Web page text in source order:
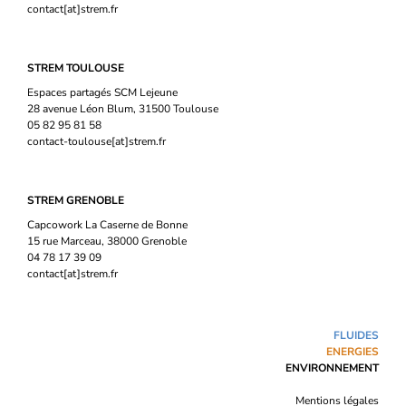
contact[at]strem.fr
STREM TOULOUSE
Espaces partagés SCM Lejeune
28 avenue Léon Blum, 31500 Toulouse
05 82 95 81 58
contact-toulouse[at]strem.fr
STREM GRENOBLE
Capcowork La Caserne de Bonne
15 rue Marceau, 38000 Grenoble
04 78 17 39 09
contact[at]strem.fr
FLUIDES
ENERGIES
ENVIRONNEMENT
Mentions légales